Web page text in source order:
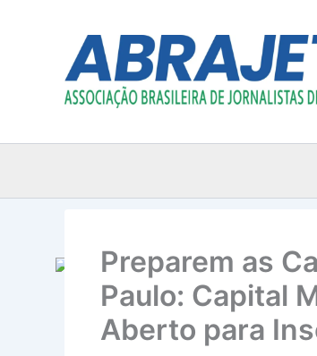
Preparem as
Paulo: Capital
Aberto para